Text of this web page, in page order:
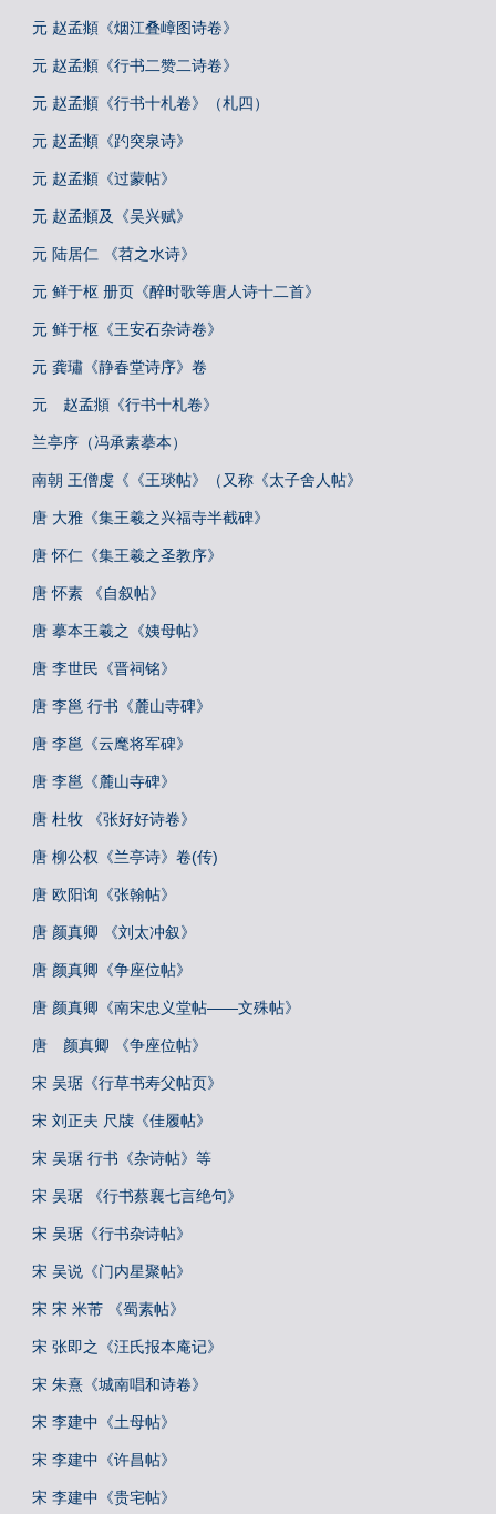
元 赵孟頫《烟江叠嶂图诗卷》
元 赵孟頫《行书二赞二诗卷》
元 赵孟頫《行书十札卷》（札四）
元 赵孟頫《趵突泉诗》
元 赵孟頫《过蒙帖》
元 赵孟頫及《吴兴赋》
元 陆居仁 《苕之水诗》
元 鲜于枢 册页《醉时歌等唐人诗十二首》
元 鲜于枢《王安石杂诗卷》
元 龚璛《静春堂诗序》卷
元 赵孟頫《行书十札卷》
兰亭序（冯承素摹本）
南朝 王僧虔《《王琰帖》（又称《太子舍人帖》
唐 大雅《集王羲之兴福寺半截碑》
唐 怀仁《集王羲之圣教序》
唐 怀素 《自叙帖》
唐 摹本王羲之《姨母帖》
唐 李世民《晋祠铭》
唐 李邕 行书《麓山寺碑》
唐 李邕《云麾将军碑》
唐 李邕《麓山寺碑》
唐 杜牧 《张好好诗卷》
唐 柳公权《兰亭诗》卷(传)
唐 欧阳询《张翰帖》
唐 颜真卿 《刘太冲叙》
唐 颜真卿《争座位帖》
唐 颜真卿《南宋忠义堂帖——文殊帖》
唐 颜真卿 《争座位帖》
宋 吴琚《行草书寿父帖页》
宋 刘正夫 尺牍《佳履帖》
宋 吴琚 行书《杂诗帖》等
宋 吴琚 《行书蔡襄七言绝句》
宋 吴琚《行书杂诗帖》
宋 吴说《门内星聚帖》
宋 宋 米芾 《蜀素帖》
宋 张即之《汪氏报本庵记》
宋 朱熹《城南唱和诗卷》
宋 李建中《土母帖》
宋 李建中《许昌帖》
宋 李建中《贵宅帖》